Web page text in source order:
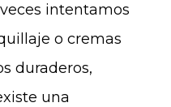
intentamos
o cremas
duraderos,
una